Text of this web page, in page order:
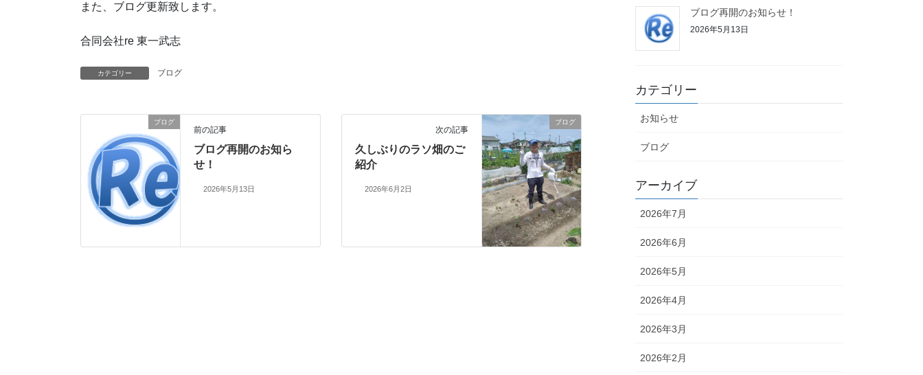
また、ブログ更新致します。
合同会社re 東一武志
カテゴリー ブログ
ブログ
前の記事
ブログ再開のお知ら
せ！
2026年5月13日
ブログ
次の記事
久しぶりのラソ畑のご
紹介
2026年6月2日
ブログ再開のお知らせ！
2026年5月13日
カテゴリー
お知らせ
ブログ
アーカイブ
2026年7月
2026年6月
2026年5月
2026年4月
2026年3月
2026年2月